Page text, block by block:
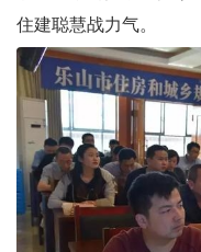
住建聪慧战力气。